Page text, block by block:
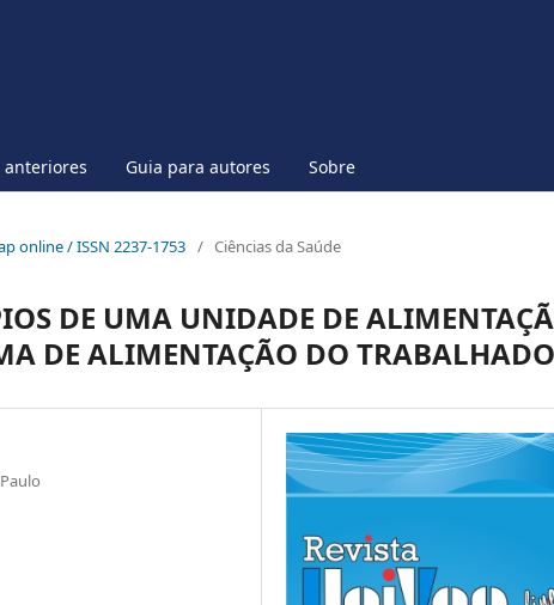
anteriores Guia para autores Sobre
online / ISSN 2237-1753 / Ciências da Saúde
DE UMA UNIDADE DE
DE ALIMENTAÇÃO DO